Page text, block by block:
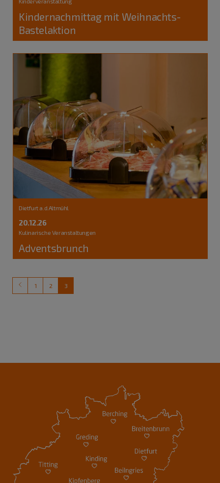
Kindernachmittag mit Weihnachts-
Bastelaktion
Dietfurt a.d.Altmühl
20.12.26
Kulinarische Veranstaltungen
Adventsbrunch
1 2 3